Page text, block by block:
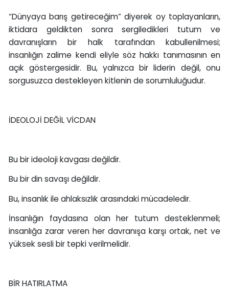
“Dünyaya barış getireceğim” diyerek oy toplayanların,
iktidara geldikten sonra sergiledikleri tutum ve
davranışların bir halk tarafından kabullenilmesi;
insanlığın zalime kendi eliyle söz hakkı tanımasının en
açık göstergesidir. Bu, yalnızca bir liderin değil, onu
sorgusuzca destekleyen kitlenin de sorumluluğudur.
İDEOLOJİ DEĞİL VİCDAN
Bu bir ideoloji kavgası değildir.
Bu bir din savaşı değildir.
Bu, insanlık ile ahlaksızlık arasındaki mücadeledir.
İnsanlığın faydasına olan her tutum desteklenmeli;
insanlığa zarar veren her davranışa karşı ortak, net ve
yüksek sesli bir tepki verilmelidir.
BİR HATIRLATMA